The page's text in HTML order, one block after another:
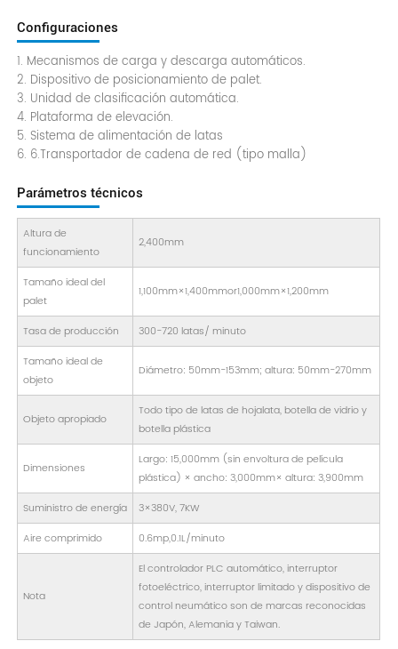
Configuraciones
1. Mecanismos de carga y descarga automáticos.
2. Dispositivo de posicionamiento de palet.
3. Unidad de clasificación automática.
4. Plataforma de elevación.
5. Sistema de alimentación de latas
6. 6.Transportador de cadena de red (tipo malla)
Parámetros técnicos
Altura de
funcionamiento
2,400mm
Tamaño ideal del
palet
1,100mm×1,400mmor1,000mm×1,200mm
Tasa de producción
300-720 latas/ minuto
Tamaño ideal de
objeto
Diámetro: 50mm-153mm; altura: 50mm-270mm
Objeto apropiado
Todo tipo de latas de hojalata, botella de vidrio y
botella plástica
Dimensiones
Largo: 15,000mm (sin envoltura de película
plástica) × ancho: 3,000mm× altura: 3,900mm
Suministro de energía
3×380V, 7KW
Aire comprimido
0.6mp,0.1L/minuto
Nota
El controlador PLC automático, interruptor
fotoeléctrico, interruptor limitado y dispositivo de
control neumático son de marcas reconocidas
de Japón, Alemania y Taiwan.